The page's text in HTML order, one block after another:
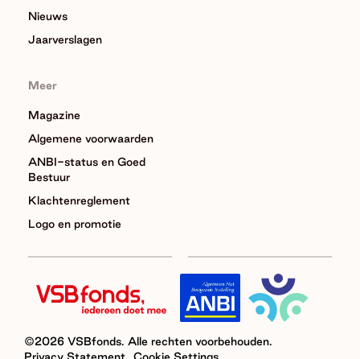
Nieuws
Jaarverslagen
Meer
Magazine
Algemene voorwaarden
ANBI-status en Goed
Bestuur
Klachtenreglement
Logo en promotie
©2026 VSBfonds. Alle rechten voorbehouden.